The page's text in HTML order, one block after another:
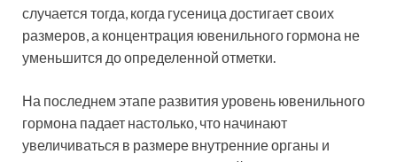
случается тогда, когда гусеница достигает своих
размеров, а концентрация ювенильного гормона не
уменьшится до определенной отметки.
На последнем этапе развития уровень ювенильного
гормона падает настолько, что начинают
увеличиваться в размере внутренние органы и